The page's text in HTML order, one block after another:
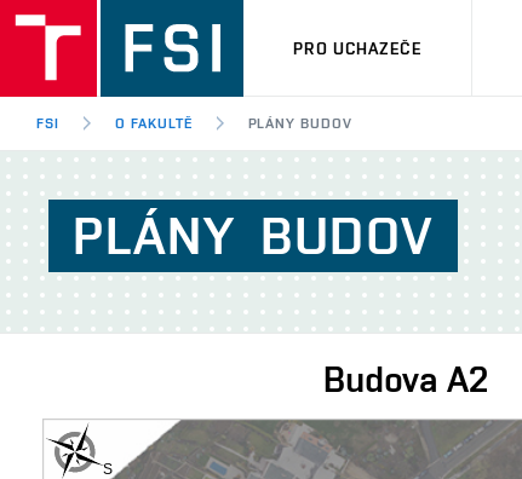
PRO UCHAZEČE
FSI O FAKULTĚ PLÁNY BUDOV
PLÁNY BUDOV
BudovaA2